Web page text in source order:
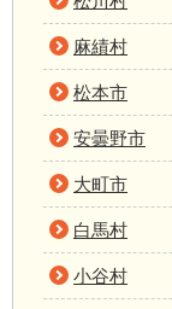
麻績村
松本市
安曇野市
大町市
白馬村
小谷村